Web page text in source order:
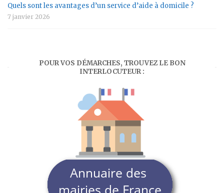
Quels sont les avantages d’un service d’aide à domicile ?
7 janvier 2026
POUR VOS DÉMARCHES, TROUVEZ LE BON
INTERLOCUTEUR :